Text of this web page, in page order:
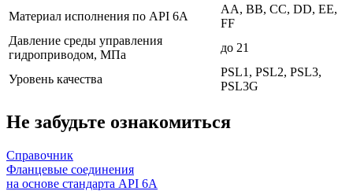
Материал исполнения по API 6А
АА, ВВ, СС, DD, ЕЕ,
FF
Давление среды управления
гидроприводом, МПа
до 21
Уровень качества
PSL1, PSL2, PSL3,
PSL3G
Не забудьте ознакомиться
Справочник
Фланцевые соединения
на основе стандарта API 6A